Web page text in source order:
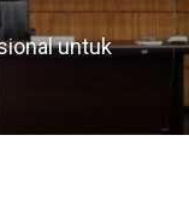
untuk